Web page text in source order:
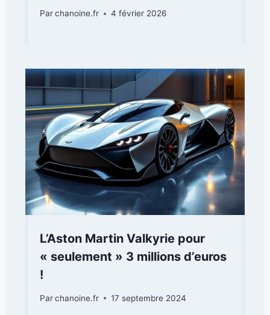
Parchanoine.fr 4 février 2026
L’Aston Martin Valkyrie pour
« seulement » 3 millions d’euros
!
Parchanoine.fr 17 septembre 2024